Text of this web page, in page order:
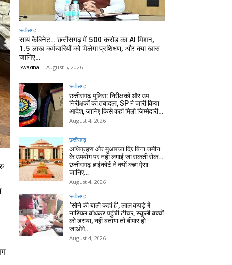
छत्तीसगढ़
साय कैबिनेट… छत्तीसगढ़ में 500 करोड़ का AI मिशन,
1.5 लाख कर्मचारियों को मिलेगा प्रशिक्षण, और क्या खास
जानिए…
Swadha - August 5, 2026
छत्तीसगढ़
छत्तीसगढ़ पुलिस: निरीक्षकों और उप
निरीक्षकों का तबादला, SP ने जारी किया
आदेश, जानिए किसे कहां मिली जिम्मेदारी…
August 4, 2026
छत्तीसगढ़
अधिग्रहण और मुआवजा दिए बिना जमीन
के उपयोग पर नहीं लगाई जा सकती रोक…
छत्तीसगढ़ हाईकोर्ट ने क्यों कहा ऐसा
जानिए…
August 4, 2026
छत्तीसगढ़
‘सोने की बाली कहां है’, लाल कपड़े में
नारियल बांधकर पहुंची टीचर, स्कूली बच्चों
को डराया, नहीं बताया तो बीमार हो
जाओगे…
August 4, 2026